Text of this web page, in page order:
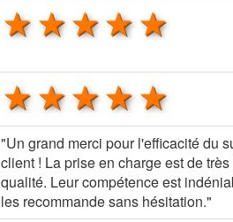
4 stars
3 stars
2 stars
1 star
4 stars
3 stars
2 stars
1 star
"Un grand merci pour l'efficacité du
client ! La prise en charge est de
qualité. Leur compétence est
les recommande sans hésitation."